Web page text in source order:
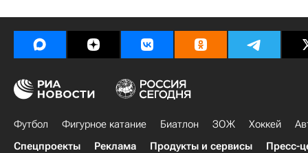
Футбол Фигурное катание Биатлон ЗОЖ Хоккей
Спецпроекты
Реклама Продукты и сервисы Пресс-